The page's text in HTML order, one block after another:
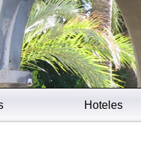
Hoteles